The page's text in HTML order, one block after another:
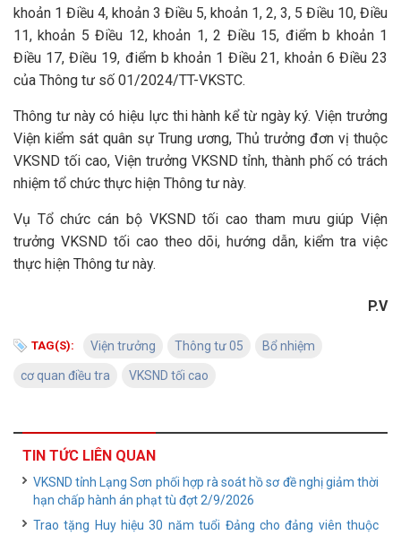
khoản 1 Điều 4, khoản 3 Điều 5, khoản 1, 2, 3, 5 Điều 10, Điều
11, khoản 5 Điều 12, khoản 1, 2 Điều 15, điểm b khoản 1
Điều 17, Điều 19, điểm b khoản 1 Điều 21, khoản 6 Điều 23
của Thông tư số 01/2024/TT-VKSTC.
Thông tư này có hiệu lực thi hành kể từ ngày ký. Viện trưởng
Viện kiểm sát quân sự Trung ương, Thủ trưởng đơn vị thuộc
VKSND tối cao, Viện trưởng VKSND tỉnh, thành phố có trách
nhiệm tổ chức thực hiện Thông tư này.
Vụ Tổ chức cán bộ VKSND tối cao tham mưu giúp Viện
trưởng VKSND tối cao theo dõi, hướng dẫn, kiểm tra việc
thực hiện Thông tư này.
P.V
TAG(S): Viện trưởng Thông tư 05 Bổ nhiệm
cơ quan điều tra VKSND tối cao
TIN TỨC LIÊN QUAN
VKSND tỉnh Lạng Sơn phối hợp rà soát hồ sơ đề nghị giảm thời
hạn chấp hành án phạt tù đợt 2/9/2026
Trao tặng Huy hiệu 30 năm tuổi Đảng cho đảng viên thuộc